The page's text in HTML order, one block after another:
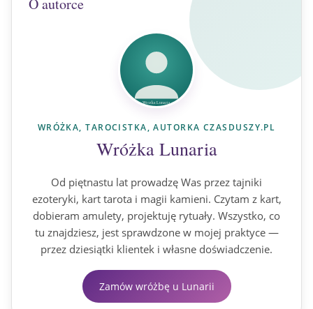
O autorce
WRÓŻKA, TAROCISTKA, AUTORKA CZASDUSZY.PL
Wróżka Lunaria
Od piętnastu lat prowadzę Was przez tajniki
ezoteryki, kart tarota i magii kamieni. Czytam z kart,
dobieram amulety, projektuję rytuały. Wszystko, co
tu znajdziesz, jest sprawdzone w mojej praktyce —
przez dziesiątki klientek i własne doświadczenie.
Zamów wróżbę u Lunarii